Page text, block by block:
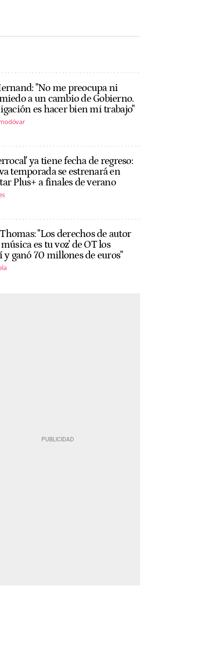
"No me preocupa ni
a un cambio de Gobierno.
es hacer bien mi trabajo"
ya tiene fecha de regreso:
temporada se estrenará en
Plus+ a finales de verano
"Los derechos de autor
es tu voz' de OT los
y ganó 70 millones de euros"